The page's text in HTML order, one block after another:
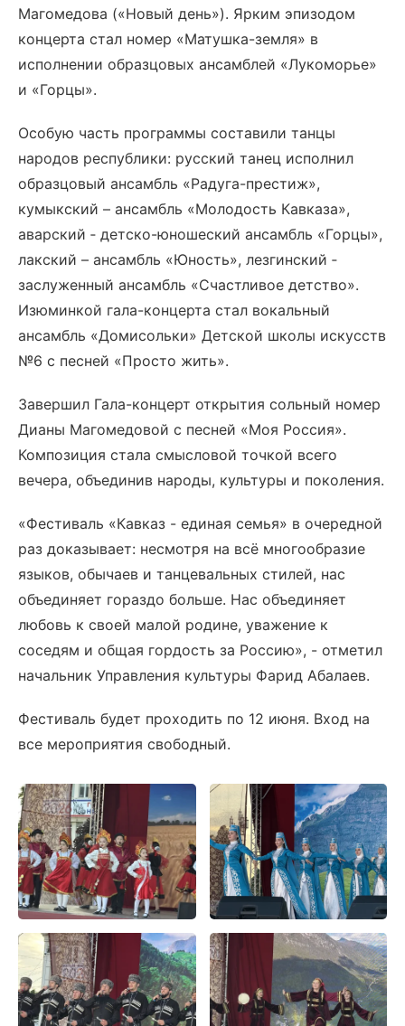
Магомедова («Новый день»). Ярким эпизодом
концерта стал номер «Матушка-земля» в
исполнении образцовых ансамблей «Лукоморье»
и «Горцы».
Особую часть программы составили танцы
народов республики: русский танец исполнил
образцовый ансамбль «Радуга-престиж»,
кумыкский – ансамбль «Молодость Кавказа»,
аварский ‐ детско-юношеский ансамбль «Горцы»,
лакский – ансамбль «Юность», лезгинский ‐
заслуженный ансамбль «Счастливое детство».
Изюминкой гала-концерта стал вокальный
ансамбль «Домисольки» Детской школы искусств
№6 с песней «Просто жить».
Завершил Гала-концерт открытия сольный номер
Дианы Магомедовой с песней «Моя Россия».
Композиция стала смысловой точкой всего
вечера, объединив народы, культуры и поколения.
«Фестиваль «Кавказ - единая семья» в очередной
раз доказывает: несмотря на всё многообразие
языков, обычаев и танцевальных стилей, нас
объединяет гораздо больше. Нас объединяет
любовь к своей малой родине, уважение к
соседям и общая гордость за Россию», - отметил
начальник Управления культуры Фарид Абалаев.
Фестиваль будет проходить по 12 июня. Вход на
все мероприятия свободный.